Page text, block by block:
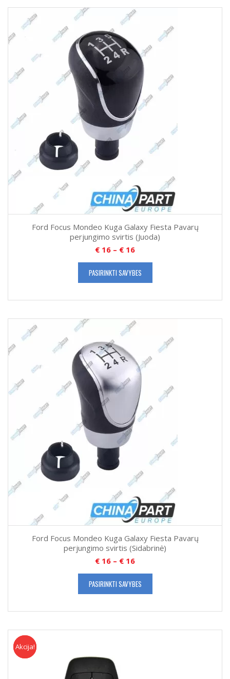
Ford Focus Mondeo Kuga Galaxy Fiesta Pavarų
perjungimo svirtis (Juoda)
€ 16 – € 16
PASIRINKTI SAVYBES
Ford Focus Mondeo Kuga Galaxy Fiesta Pavarų
perjungimo svirtis (Sidabrinė)
€ 16 – € 16
PASIRINKTI SAVYBES
Akcija
Akcija!